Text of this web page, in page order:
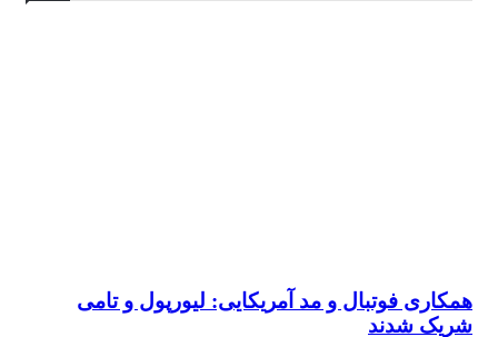
فوتبال و مد آمریکایی: لیورپول و تامی
شدند